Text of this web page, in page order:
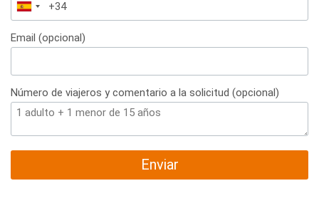
España
+34
Email (opcional)
Número de viajeros y comentario a la solicitud (opcional)
Enviar